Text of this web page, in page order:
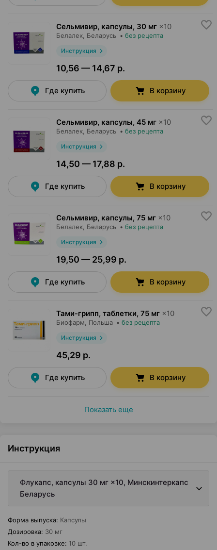
Сельмивир, капсулы, 30 мг ×10
Белалек , Беларусь • без рецепта
Инструкция
10,56 — 14,67 р.
Где купить В корзину
Сельмивир, капсулы, 45 мг ×10
Белалек , Беларусь • без рецепта
Инструкция
14,50 — 17,88 р.
Где купить В корзину
Сельмивир, капсулы, 75 мг ×10
Белалек , Беларусь • без рецепта
Инструкция
19,50 — 25,99 р.
Где купить В корзину
Тами-грипп, таблетки, 75 мг ×10
Биофарм , Польша • без рецепта
Инструкция
45,29 р.
Где купить В корзину
Показать еще
Инструкция
Флукапс, капсулы 30 мг ×10, Минскинтеркапс
Беларусь
Форма выпуска: Капсулы
Дозировка: 30 мг
Кол-во в упаковке: 10 шт.